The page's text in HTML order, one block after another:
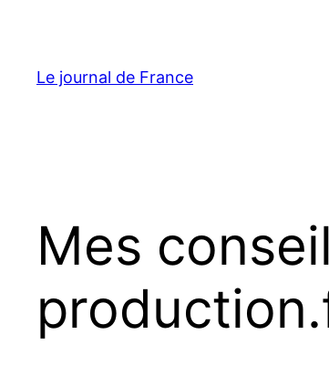
contenu
Le journal de France
Mes